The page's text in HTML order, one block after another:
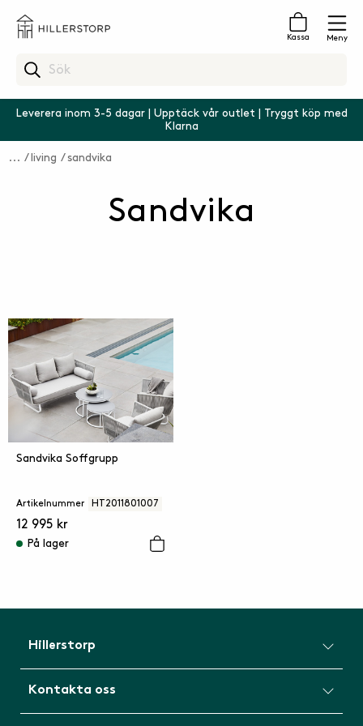
Kassa Meny
Leverera inom 3-5 dagar | Upptäck vår outlet | Tryggt köp med
Klarna
living sandvika
Sandvika
Sandvika Soffgrupp
Artikelnummer HT2011801007
12 995 kr
På lager
Hillerstorp
Kontakta oss